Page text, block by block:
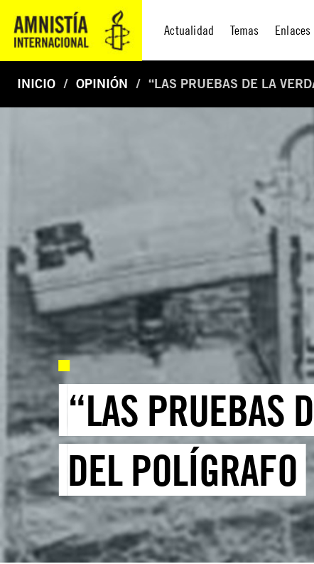
Actualidad Temas Enlaces
INICIO OPINIÓN “LAS PRUEBAS DE LA
“LAS PRUEBAS
DEL POLÍGRAFO